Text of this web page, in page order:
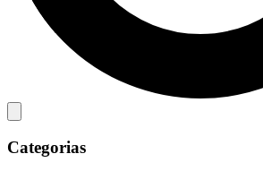
Categorias